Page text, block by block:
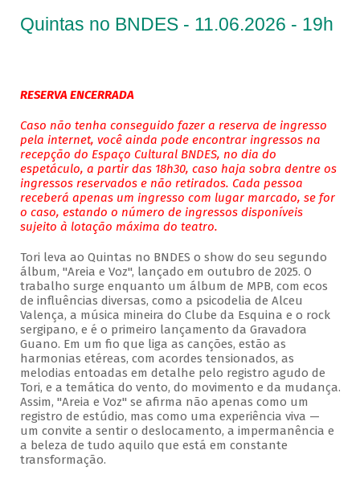
Quintas no BNDES - 11.06.2026 - 19h
RESERVA ENCERRADA
Caso não tenha conseguido fazer a reserva de ingresso
pela internet, você ainda pode encontrar ingressos na
recepção do Espaço Cultural BNDES, no dia do
espetáculo, a partir das 18h30, caso haja sobra dentre os
ingressos reservados e não retirados. Cada pessoa
receberá apenas um ingresso com lugar marcado, se for
o caso, estando o número de ingressos disponíveis
sujeito à lotação máxima do teatro.
Tori leva ao Quintas no BNDES o show do seu segundo
álbum, "Areia e Voz", lançado em outubro de 2025. O
trabalho surge enquanto um álbum de MPB, com ecos
de influências diversas, como a psicodelia de Alceu
Valença, a música mineira do Clube da Esquina e o rock
sergipano, e é o primeiro lançamento da Gravadora
Guano. Em um fio que liga as canções, estão as
harmonias etéreas, com acordes tensionados, as
melodias entoadas em detalhe pelo registro agudo de
Tori, e a temática do vento, do movimento e da mudança.
Assim, "Areia e Voz" se afirma não apenas como um
registro de estúdio, mas como uma experiência viva —
um convite a sentir o deslocamento, a impermanência e
a beleza de tudo aquilo que está em constante
transformação.